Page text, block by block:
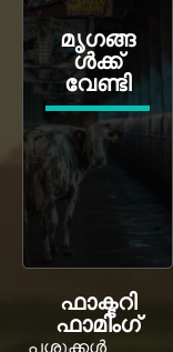
മൃഗങ്ങ
ൾക്ക്
വേണ്ടി
ഫാക്ടറി
ഫാമിംഗ്
പശുക്കൾ